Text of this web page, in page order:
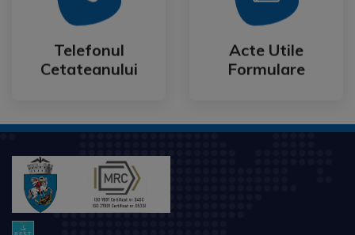
Telefonul
Cetateanului
Telefonul
Cetateanului
Acte Utile
Formulare
Acte Utile
Formulare